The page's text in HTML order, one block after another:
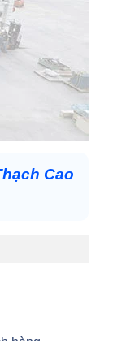
Cao